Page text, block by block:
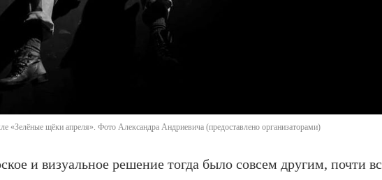
щёки апреля». Фото Александра Андриевича (предоставлено организаторами)
и визуальное решение тогда было совсем другим, почти